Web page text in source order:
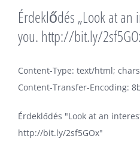
Érdeklődés „Look at
you. http://bit.ly/
Content-Type: text/html;
Content-Transfer-Encoding:
Érdeklődés "Look at an
http://bit.ly/2sf5GOx"